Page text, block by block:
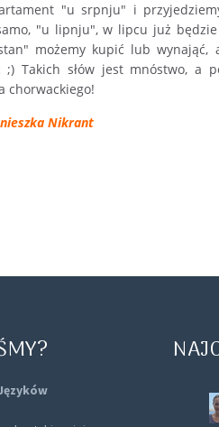
"u srpnju" i
"u lipnju", w lipcu już
możemy kupić lub
;) Takich słów jest mnóstwo, a
chorwackiego!
Nikrant